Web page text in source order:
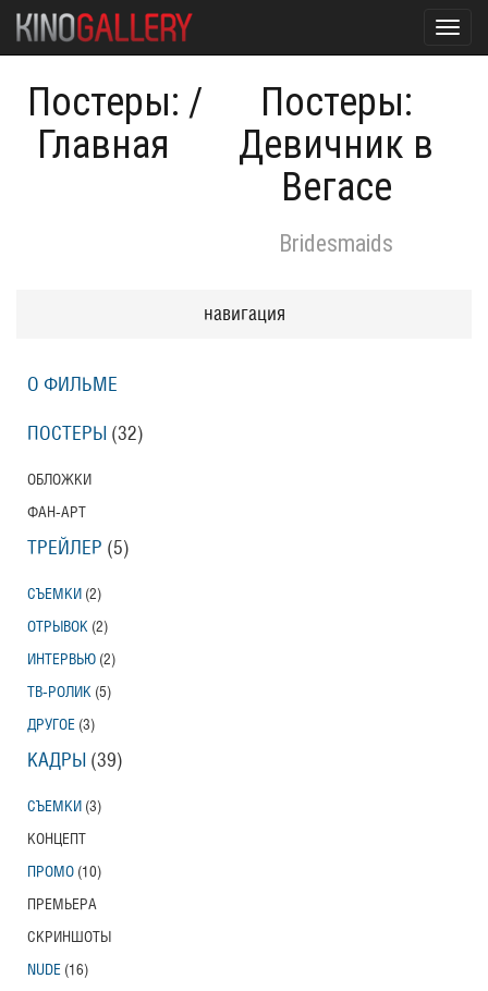
Постеры:
Главная
/
Постеры:
Девичник в
Вегасе
Bridesmaids
навигация
О ФИЛЬМЕ
ПОСТЕРЫ (32)
ОБЛОЖКИ
ФАН-АРТ
ТРЕЙЛЕР (5)
СЪЕМКИ (2)
ОТРЫВОК (2)
ИНТЕРВЬЮ (2)
ТВ-РОЛИК (5)
ДРУГОЕ (3)
КАДРЫ (39)
СЪЕМКИ (3)
КОНЦЕПТ
ПРОМО (10)
ПРЕМЬЕРА
СКРИНШОТЫ
NUDE (16)